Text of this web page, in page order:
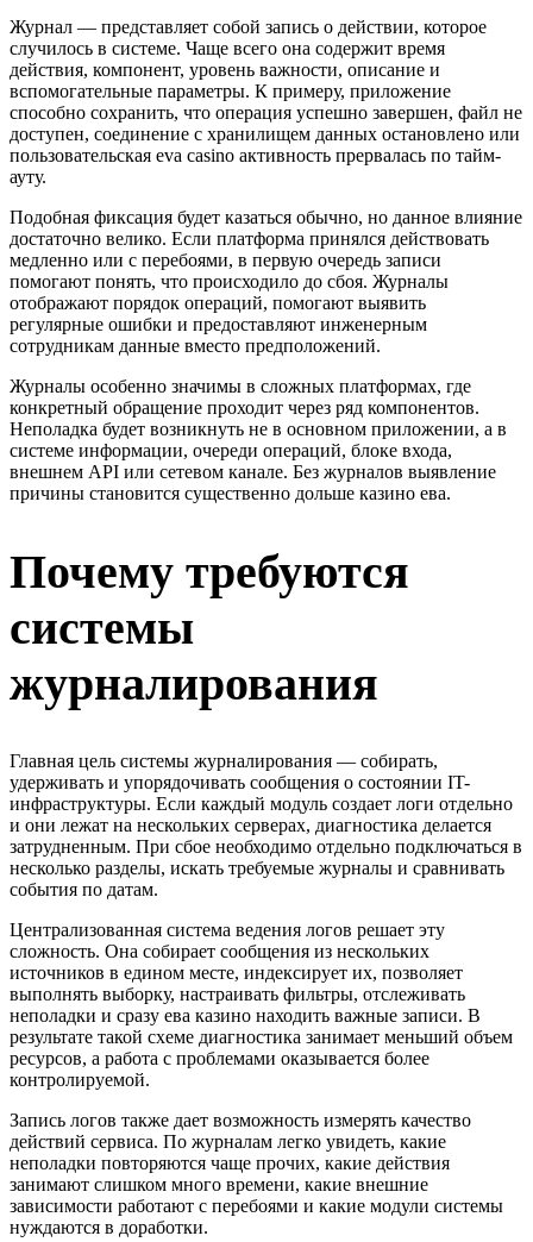
Журнал — представляет собой запись о действии, которое
случилось в системе. Чаще всего она содержит время
действия, компонент, уровень важности, описание и
вспомогательные параметры. К примеру, приложение
способно сохранить, что операция успешно завершен, файл не
доступен, соединение с хранилищем данных остановлено или
пользовательская eva casino активность прервалась по тайм-
ауту.
Подобная фиксация будет казаться обычно, но данное влияние
достаточно велико. Если платформа принялся действовать
медленно или с перебоями, в первую очередь записи
помогают понять, что происходило до сбоя. Журналы
отображают порядок операций, помогают выявить
регулярные ошибки и предоставляют инженерным
сотрудникам данные вместо предположений.
Журналы особенно значимы в сложных платформах, где
конкретный обращение проходит через ряд компонентов.
Неполадка будет возникнуть не в основном приложении, а в
системе информации, очереди операций, блоке входа,
внешнем API или сетевом канале. Без журналов выявление
причины становится существенно дольше казино ева.
Почему требуются
системы
журналирования
Главная цель системы журналирования — собирать,
удерживать и упорядочивать сообщения о состоянии IT-
инфраструктуры. Если каждый модуль создает логи отдельно
и они лежат на нескольких серверах, диагностика делается
затрудненным. При сбое необходимо отдельно подключаться в
несколько разделы, искать требуемые журналы и сравнивать
события по датам.
Централизованная система ведения логов решает эту
сложность. Она собирает сообщения из нескольких
источников в едином месте, индексирует их, позволяет
выполнять выборку, настраивать фильтры, отслеживать
неполадки и сразу ева казино находить важные записи. В
результате такой схеме диагностика занимает меньший объем
ресурсов, а работа с проблемами оказывается более
контролируемой.
Запись логов также дает возможность измерять качество
действий сервиса. По журналам легко увидеть, какие
неполадки повторяются чаще прочих, какие действия
занимают слишком много времени, какие внешние
зависимости работают с перебоями и какие модули системы
нуждаются в доработки.